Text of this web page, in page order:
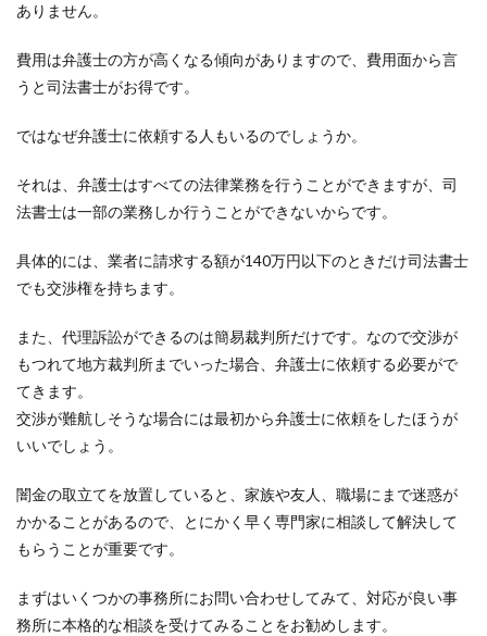
ありません。
費用は弁護士の方が高くなる傾向がありますので、費用面から言
うと司法書士がお得です。
ではなぜ弁護士に依頼する人もいるのでしょうか。
それは、弁護士はすべての法律業務を行うことができますが、司
法書士は一部の業務しか行うことができないからです。
具体的には、業者に請求する額が140万円以下のときだけ司法書士
でも交渉権を持ちます。
また、代理訴訟ができるのは簡易裁判所だけです。なので交渉が
もつれて地方裁判所までいった場合、弁護士に依頼する必要がで
てきます。
交渉が難航しそうな場合には最初から弁護士に依頼をしたほうが
いいでしょう。
闇金の取立てを放置していると、家族や友人、職場にまで迷惑が
かかることがあるので、とにかく早く専門家に相談して解決して
もらうことが重要です。
まずはいくつかの事務所にお問い合わせしてみて、対応が良い事
務所に本格的な相談を受けてみることをお勧めします。